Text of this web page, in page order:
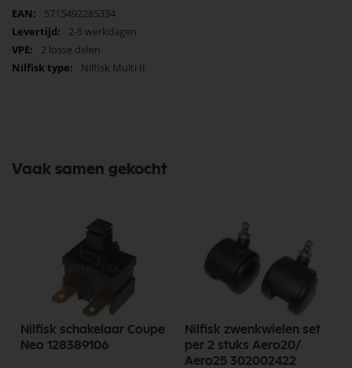
Meer
informatie
5715492285334
2-5 werkdagen
2 losse delen
Nilfisk Multi II
Vaak samen gekocht
Nilfisk schakelaar Coupe
Neo 128389106
Nilfisk zwenkwielen set
per 2 stuks Aero20/
Aero25 302002422